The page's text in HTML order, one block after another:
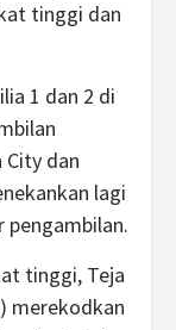
tinggi dan
1 dan 2 di
City dan
lagi
pengambilan.
tinggi, Teja
merekodkan